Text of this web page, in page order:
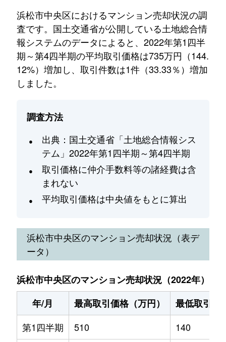
浜松市中央区におけるマンション売却状況の調
査です。国土交通省が公開している土地総合情
報システムのデータによると、2022年第1四半
期～第4四半期の平均取引価格は735万円（144.
12%）増加し、取引件数は1件（33.33％）増加
しました。
調査方法
出典：国土交通省「土地総合情報シス
テム」2022年第1四半期～第4四半期
取引価格に仲介手数料等の諸経費は含
まれない
平均取引価格は中央値をもとに算出
浜松市中央区のマンション売却状況（表デ
ータ）
浜松市中央区のマンション売却状況（2022年）
年/月
最高取引価格（万円）
最低取引価
第1四半期
510 140